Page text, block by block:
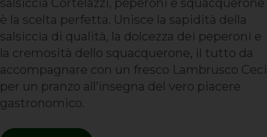
salsiccia Cortelazzi, peperoni e squacquerone
è la scelta perfetta. Unisce la sapidità della
salsiccia di qualità, la dolcezza dei peperoni e
la cremosità dello squacquerone, il tutto da
accompagnare con un fresco Lambrusco Ceci
per un pranzo all’insegna del vero piacere
gastronomico.